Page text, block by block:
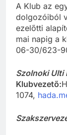
A Klub az
dolgozóiból
ezelőtti
mai napig a
06-30/623-
Szolnoki Ulti
Klubvezető:
1074,